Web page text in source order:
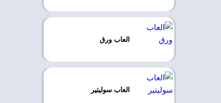
العاب ورق
العاب سوليتير